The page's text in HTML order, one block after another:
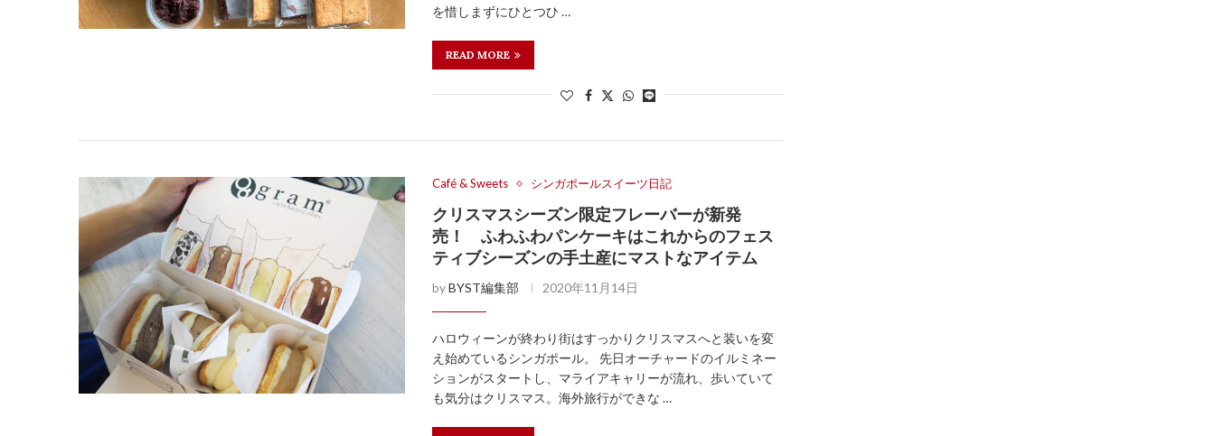
を惜しまずにひとつひ …
READ MORE
Café & Sweets シンガポールスイーツ日記
クリスマスシーズン限定フレーバーが新発
売！ ふわふわパンケーキはこれからのフェス
ティブシーズンの手土産にマストなアイテム
byBYST編集部 2020年11月14日
ハロウィーンが終わり街はすっかりクリスマスへと装いを変
え始めているシンガポール。 先日オーチャードのイルミネー
ションがスタートし、マライアキャリーが流れ、歩いていて
も気分はクリスマス。海外旅行ができな …